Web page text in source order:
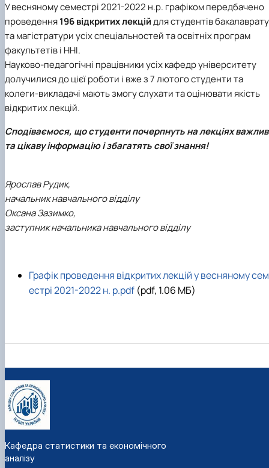
У весняному семестрі 2021-2022 н.р. графіком передбачено
проведення196 відкритих лекційдля студентів бакалаврату
та магістратури усіх спеціальностей та освітніх програм
факультетів і ННІ.
Науково-педагогічні працівники усіх кафедр університету
долучилися до цієї роботи і вже з 7 лютого студенти та
колеги-викладачі мають змогу слухати та оцінювати якість
відкритих лекцій.
Сподіваємося, що студенти почерпнуть на лекціях
та цікаву інформацію і збагатять свої знання!
Ярослав Рудик,
начальник навчального відділу
Оксана Зазимко,
заступник начальника навчального відділу
Графік проведення відкритих лекцій у весняному сем
естрі 2021-2022 н. р.pdf (pdf, 1.06 MБ)
Кафедра статистики та економічного
аналізу